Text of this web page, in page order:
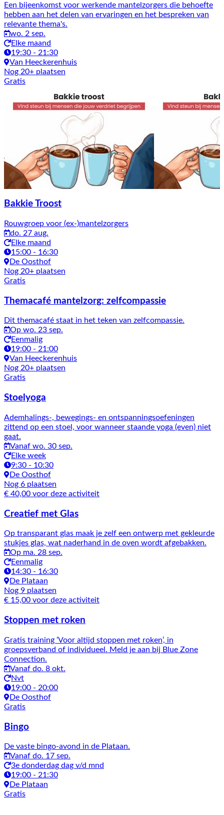
Een bijeenkomst voor werkende mantelzorgers die behoefte
hebben aan het delen van ervaringen en het bespreken van
relevante thema's.
wo. 2 sep.
Elke maand
19:30 - 21:30
Van Heeckerenhuis
Nog 20+ plaatsen
Gratis
Bakkie Troost
Rouwgroep voor (ex-)mantelzorgers
do. 27 aug.
Elke maand
15:00 - 16:30
De Oosthof
Nog 20+ plaatsen
Gratis
Themacafé mantelzorg: zelfcompassie
Dit themacafé staat in het teken van zelfcompassie.
Op wo. 23 sep.
Eenmalig
19:00 - 21:00
Van Heeckerenhuis
Nog 20+ plaatsen
Gratis
Stoelyoga
Ademhalings-, bewegings- en ontspanningsoefeningen
zittend op een stoel, voor wanneer staande yoga (even) niet
gaat.
Vanaf wo. 30 sep.
Elke week
9:30 - 10:30
De Oosthof
Nog 6 plaatsen
€ 40,00 voor deze activiteit
Creatief met Glas
Op transparant glas maak je zelf een ontwerp met gekleurde
stukjes glas, wat naderhand in de oven wordt afgebakken.
Op ma. 28 sep.
Eenmalig
14:30 - 16:30
De Plataan
Nog 9 plaatsen
€ 15,00 voor deze activiteit
Stoppen met roken
Gratis training ‘Voor altijd stoppen met roken’, in
groepsverband of individueel. Meld je aan bij Blue Zone
Connection.
Vanaf do. 8 okt.
Nvt
19:00 - 20:00
De Oosthof
Gratis
Bingo
De vaste bingo-avond in de Plataan.
Vanaf do. 17 sep.
3e donderdag dag v/d mnd
19:00 - 21:30
De Plataan
Gratis